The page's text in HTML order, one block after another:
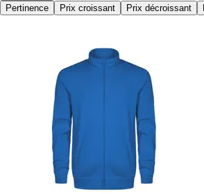
Pertinence
Prix croissant Prix décroissant